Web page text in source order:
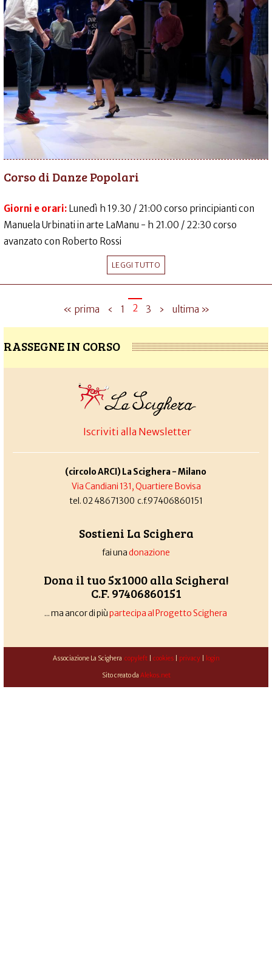
Corso di Danze Popolari
Giorni e orari: Lunedì h 19.30 / 21:00 corso principianti con
Manuela Urbinati in arte LaManu - h 21.00 / 22:30 corso
avanzato con Roberto Rossi
LEGGI TUTTO
« prima ‹ 1 2 3 › ultima »
RASSEGNE IN CORSO
Iscriviti alla Newsletter
(circolo ARCI) La Scighera - Milano
Via Candiani 131, Quartiere Bovisa
tel. 02 48671300 c.f.97406860151
Sostieni La Scighera
fai unadonazione
Dona il tuo 5x1000 alla Scighera!
C.F. 97406860151
... ma ancor di piùpartecipa al Progetto Scighera
Associazione La Scighera copyleft| cookies| privacy| login
Sito creato da Alekos.net